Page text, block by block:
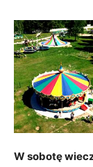
W sobotę